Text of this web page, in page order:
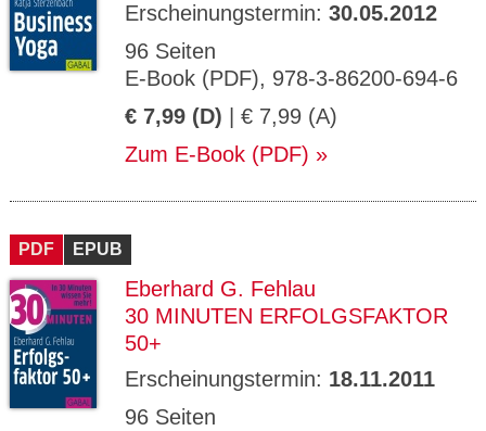
Erscheinungstermin: 30.05.2012
96 Seiten
E-Book (PDF), 978-3-86200-694-6
€ 7,99 (D) | € 7,99 (A)
Zum E-Book (PDF)
PDF EPUB
Eberhard G. Fehlau
30 MINUTEN ERFOLGSFAKTOR
50+
Erscheinungstermin: 18.11.2011
96 Seiten